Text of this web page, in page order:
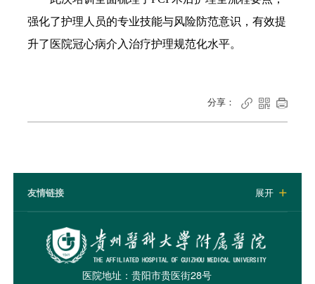
强化了护理人员的专业技能与风险防范意识，有效提
升了医院冠心病介入治疗护理规范化水平。
分享：   
友情链接 展开 
医院地址：贵阳市贵医街28号